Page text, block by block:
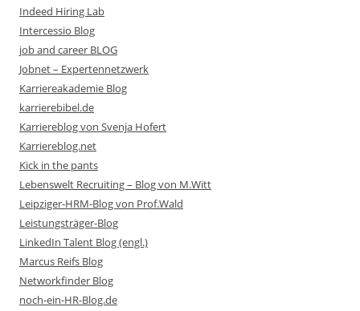
Indeed Hiring Lab
Intercessio Blog
job and career BLOG
Jobnet – Expertennetzwerk
Karriereakademie Blog
karrierebibel.de
Karriereblog von Svenja Hofert
Karriereblog.net
Kick in the pants
Lebenswelt Recruiting – Blog von M.Witt
Leipziger-HRM-Blog von Prof.Wald
Leistungsträger-Blog
LinkedIn Talent Blog (engl.)
Marcus Reifs Blog
Networkfinder Blog
noch-ein-HR-Blog.de